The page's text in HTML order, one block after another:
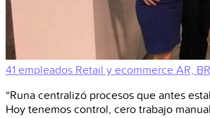
41 empleados Retail y ecommerce AR,
“Runa centralizó procesos que antes
Hoy tenemos control, cero trabajo